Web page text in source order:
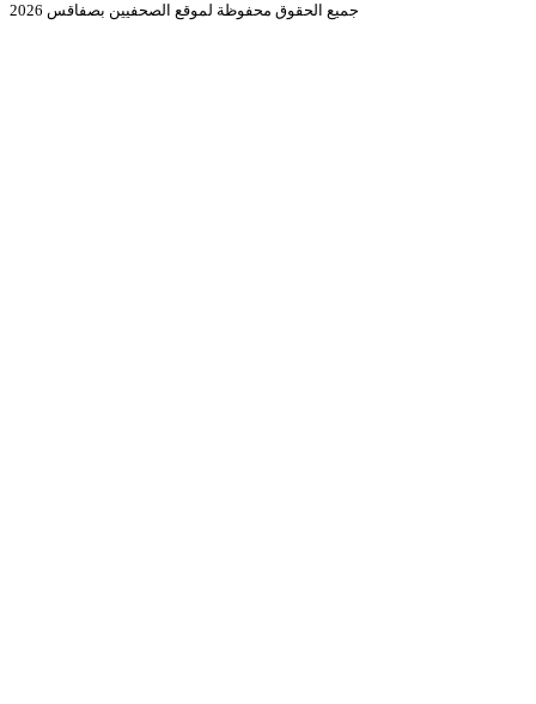
جميع الحقوق محفوظة لموقع الصحفيين بصفاقس 2026